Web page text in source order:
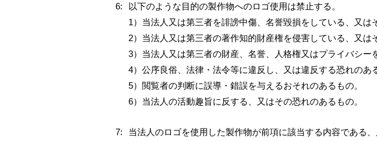
6:
以下のような目的の製作物へのロゴ使用は禁止する。
1）当法人又は第三者を誹謗中傷、名誉毀損をしている、又は
2）当法人又は第三者の著作知的財産権を侵害している、又は
3）当法人又は第三者の財産、名誉、人格権又はプライバシー
4）公序良俗、法律・法令等に違反し、又は違反する恐れのあ
5）閲覧者の判断に誤導・錯誤を与えるおそれのあるもの。
6）当法人の活動趣旨に反する、又はその恐れのあるもの。
7:
当法人のロゴを使用した製作物が前項に該当する内容である